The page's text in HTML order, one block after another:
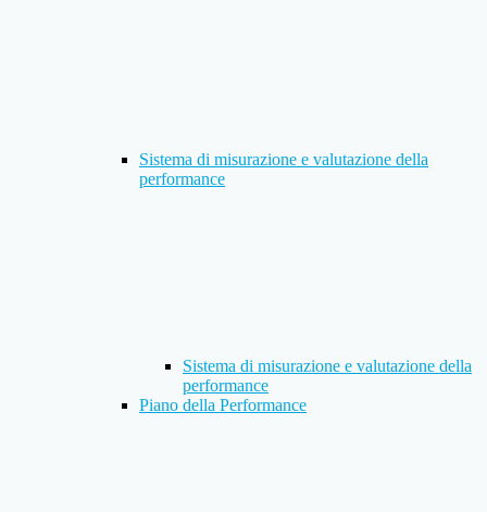
Sistema di misurazione e valutazione della
performance
Sistema di misurazione e valutazione della
performance
Piano della Performance